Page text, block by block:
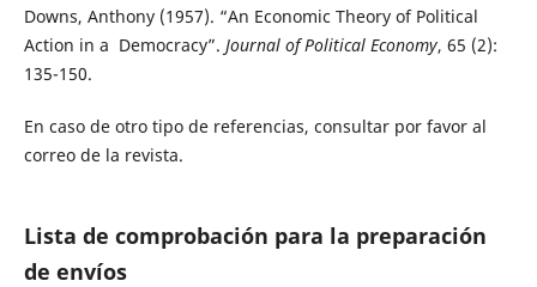
Downs, Anthony (1957). “An Economic Theory of Political
Action in a Democracy”. Journal of Political Economy, 65 (2):
135-150.
En caso de otro tipo de referencias, consultar por favor al
correo de la revista.
Lista de comprobación para la preparación
de envíos